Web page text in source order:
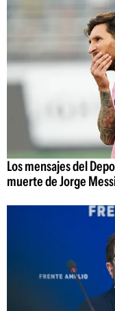
Los mensajes del
muerte de Jorge